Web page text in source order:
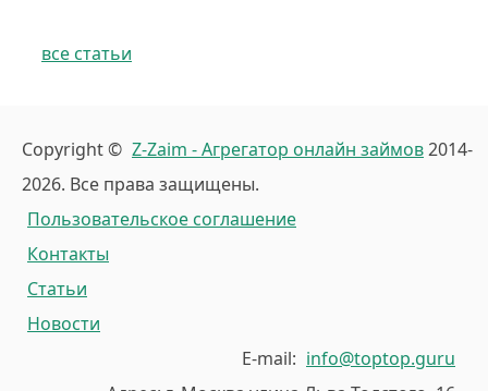
все статьи
Copyright © Z-Zaim - Агрегатор онлайн займов2014-
2026. Все права защищены.
Пользовательское соглашение
Контакты
Статьи
Новости
E-mail: info@toptop.guru